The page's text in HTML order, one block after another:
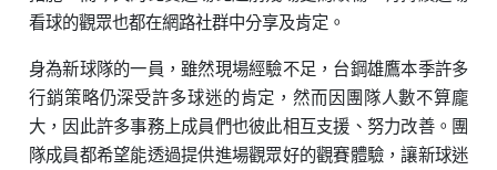
看球的觀眾也都在網路社群中分享及肯定。
身為新球隊的一員，雖然現場經驗不足，台鋼雄鷹本季許多
行銷策略仍深受許多球迷的肯定，然而因團隊人數不算龐
大，因此許多事務上成員們也彼此相互支援、努力改善。團
隊成員都希望能透過提供進場觀眾好的觀賽體驗，讓新球迷